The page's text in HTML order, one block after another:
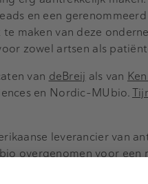
en een
maken van deze
zowel artsen als
van deBreij als van
en Nordic-MUbio.
leverancier van
overgenomen voor